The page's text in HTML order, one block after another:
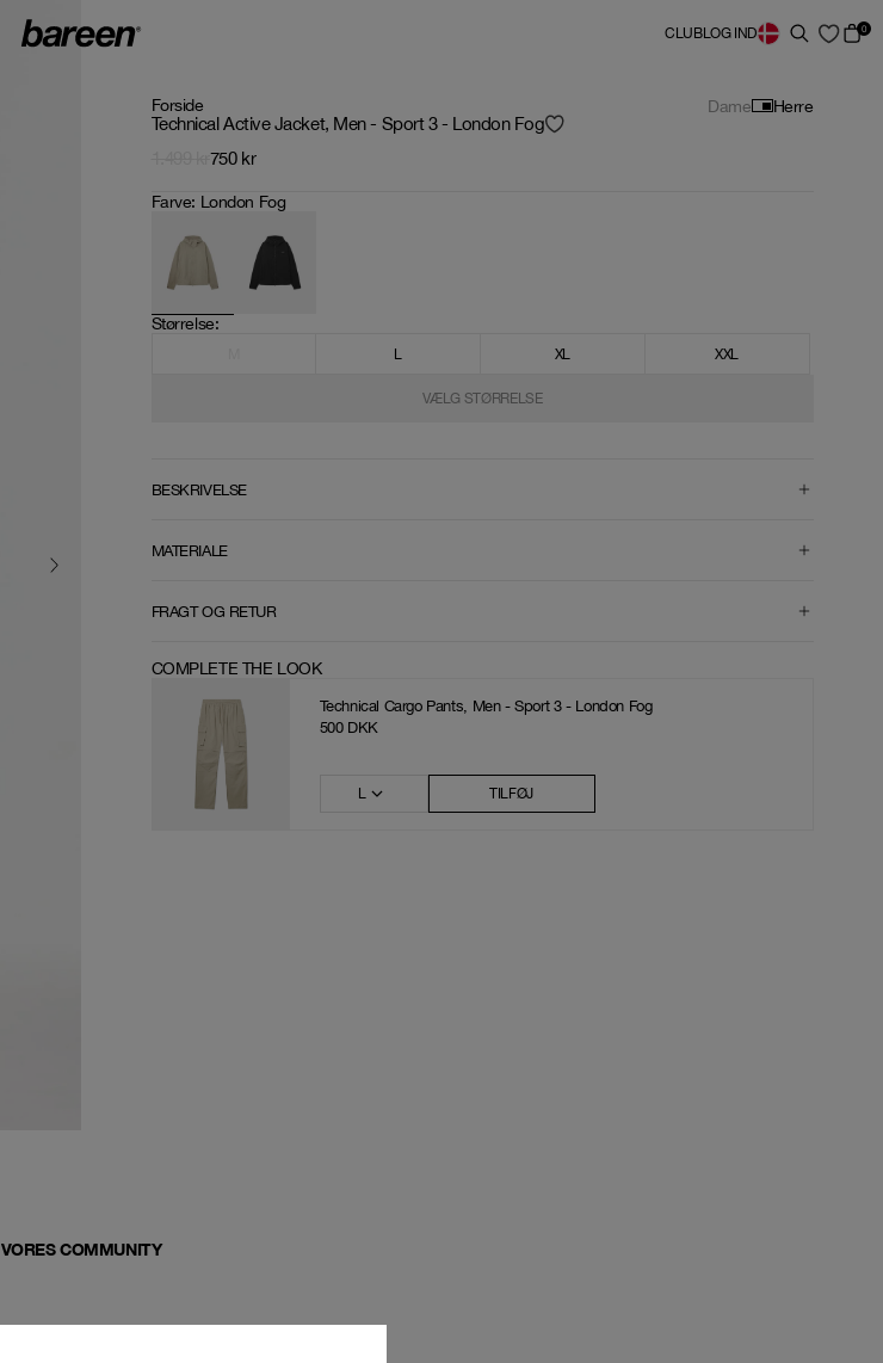
CLUBLOG IND 0
Forside Dame Herre
Technical Active Jacket, Men - Sport 3 - London Fog
750 kr
Farve: London Fog
Størrelse:
L XL XXL
VÆLG STØRRELSE
BESKRIVELSE
MATERIALE
FRAGT OG RETUR
COMPLETE THE LOOK
Technical Cargo Pants, Men - Sport 3 - London Fog
500 DKK
L TILFØJ
VORES COMMUNITY